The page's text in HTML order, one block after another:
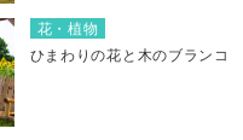
花・植物
ひまわりの花と木のブランコ